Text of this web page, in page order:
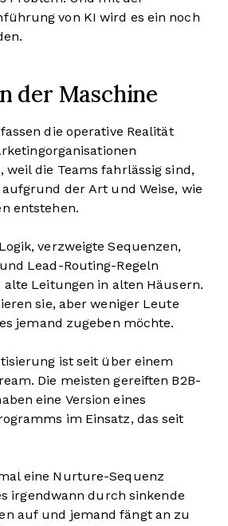
von KI wird es ein noch
der Maschine
die operative Realität
weil die Teams fahrlässig sind,
der Art und Weise, wie
entstehen.
verzweigte Sequenzen,
Lead-Routing-Regeln
Leitungen in alten Häusern.
sie, aber weniger Leute
jemand zugeben möchte.
ist seit über einem
Die meisten gereiften B2B-
eine Version eines
im Einsatz, das seit
eine Nurture-Sequenz
irgendwann durch sinkende
auf und jemand fängt an zu